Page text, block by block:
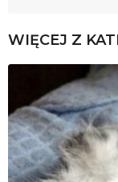
WIĘCEJ Z